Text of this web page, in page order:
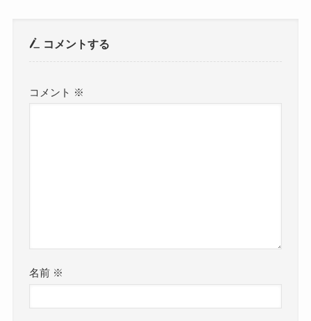
コメントする
コメント ※
名前 ※